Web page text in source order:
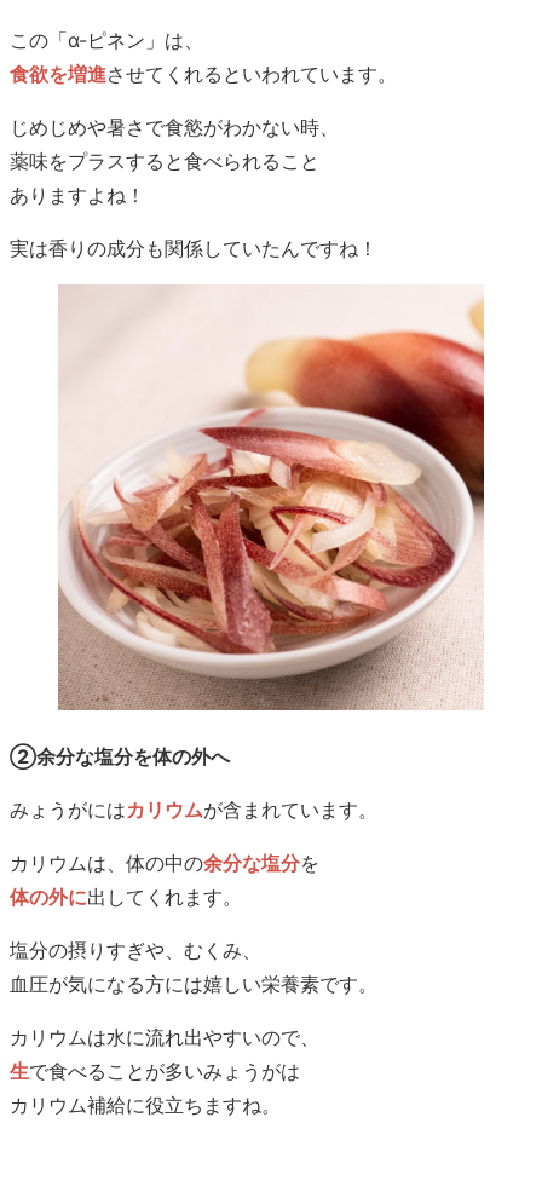
この「α-ピネン」は、
食欲を増進させてくれるといわれています。
じめじめや暑さで食慾がわかない時、
薬味をプラスすると食べられること
ありますよね！
実は香りの成分も関係していたんですね！
②余分な塩分を体の外へ
みょうがにはカリウムが含まれています。
カリウムは、体の中の余分な塩分を
体の外に出してくれます。
塩分の摂りすぎや、むくみ、
血圧が気になる方には嬉しい栄養素です。
カリウムは水に流れ出やすいので、
生で食べることが多いみょうがは
カリウム補給に役立ちますね。